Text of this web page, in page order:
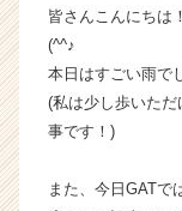
皆さんこんにちは
(^^♪
本日はすごい雨で
(私は少し歩いた
事です！)
また、今日GATで